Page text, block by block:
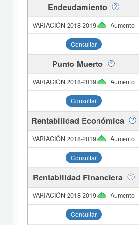
Endeudamiento
Aumento
Consultar
Punto Muerto
Aumento
Consultar
Rentabilidad Económica
Aumento
Consultar
Rentabilidad Financiera
Aumento
Consultar